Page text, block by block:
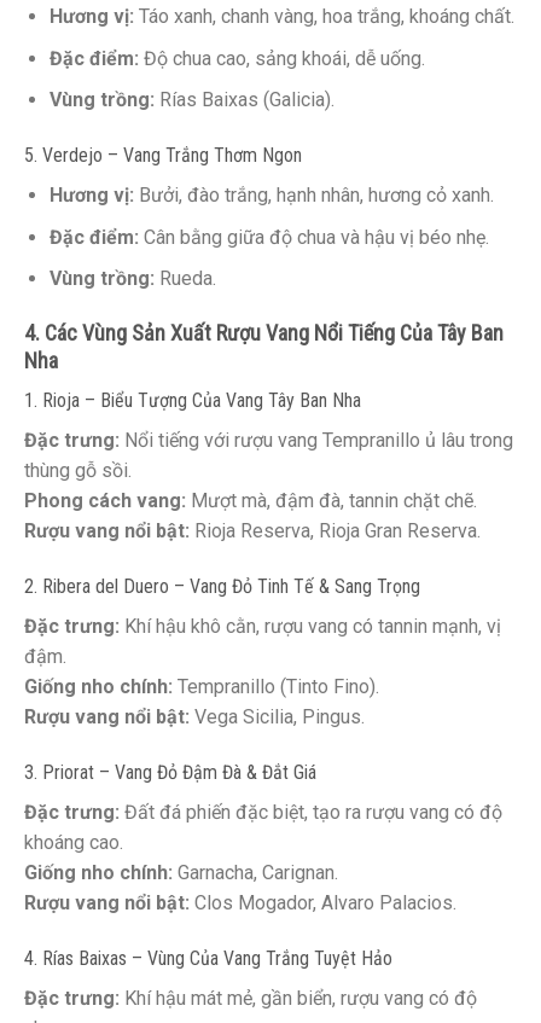
Hương vị: Táo xanh, chanh vàng, hoa trắng, khoáng chất.
Đặc điểm: Độ chua cao, sảng khoái, dễ uống.
Vùng trồng: Rías Baixas (Galicia).
5. Verdejo – Vang Trắng Thơm Ngon
Hương vị: Bưởi, đào trắng, hạnh nhân, hương cỏ xanh.
Đặc điểm: Cân bằng giữa độ chua và hậu vị béo nhẹ.
Vùng trồng: Rueda.
4. Các Vùng Sản Xuất Rượu Vang Nổi Tiếng Của Tây Ban
Nha
1. Rioja – Biểu Tượng Của Vang Tây Ban Nha
Đặc trưng: Nổi tiếng với rượu vang Tempranillo ủ lâu trong
thùng gỗ sồi.
Phong cách vang: Mượt mà, đậm đà, tannin chặt chẽ.
Rượu vang nổi bật: Rioja Reserva, Rioja Gran Reserva.
2. Ribera del Duero – Vang Đỏ Tinh Tế & Sang Trọng
Đặc trưng: Khí hậu khô cằn, rượu vang có tannin mạnh, vị
đậm.
Giống nho chính: Tempranillo (Tinto Fino).
Rượu vang nổi bật: Vega Sicilia, Pingus.
3. Priorat – Vang Đỏ Đậm Đà & Đắt Giá
Đặc trưng: Đất đá phiến đặc biệt, tạo ra rượu vang có độ
khoáng cao.
Giống nho chính: Garnacha, Carignan.
Rượu vang nổi bật: Clos Mogador, Alvaro Palacios.
4. Rías Baixas – Vùng Của Vang Trắng Tuyệt Hảo
Đặc trưng: Khí hậu mát mẻ, gần biển, rượu vang có độ